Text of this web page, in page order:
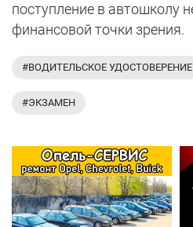
поступление в автошколу
финансовой точки зрения.
#ВОДИТЕЛЬСКОЕ УДОСТОВЕРЕНИЕ
#ЭКЗАМЕН